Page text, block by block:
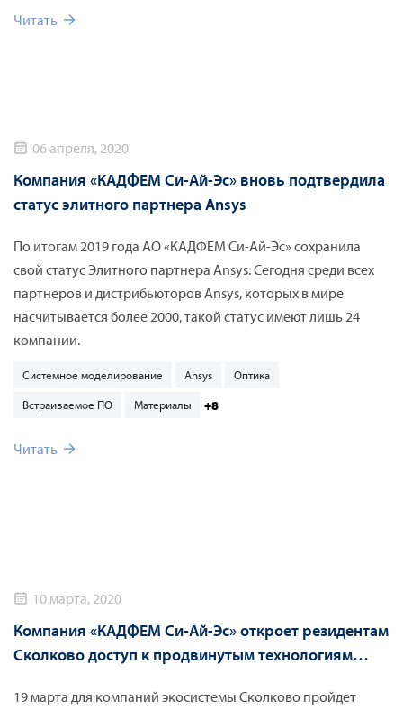
Читать
06 апреля, 2020
Компания «КАДФЕМ Си-Ай-Эс» вновь подтвердила
статус элитного партнера Ansys
По итогам 2019 года АО «КАДФЕМ Си-Ай-Эс» сохранила
свой статус Элитного партнера Ansys. Сегодня среди всех
партнеров и дистрибьюторов Ansys, которых в мире
насчитывается более 2000, такой статус имеют лишь 24
компании.
Системное моделирование Ansys Оптика
Встраиваемое ПО Материалы +8
Читать
10 марта, 2020
Компания «КАДФЕМ Си-Ай-Эс» откроет резидентам
Сколково доступ к продвинутым технологиям
19 марта для компаний экосистемы Сколково пройдет